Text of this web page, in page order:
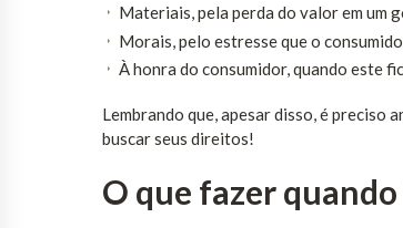
Materiais, pela perda do valor em um
Morais, pelo estresse que o
À honra do consumidor, quando este
Lembrando que, apesar disso, é preciso
buscar seus direitos!
O que fazer